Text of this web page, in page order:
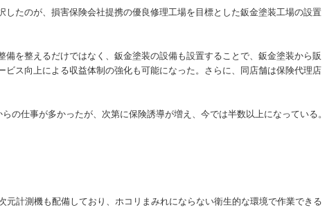
たのが、損害保険会社提携の優良修理工場を目標とした鈑金塗装工場の設置
を整えるだけではなく、鈑金塗装の設備も設置することで、鈑金塗装から販
ス向上による収益体制の強化も可能になった。さらに、同店舗は保険代理店
仕事が多かったが、次第に保険誘導が増え、今では半数以上になっている。
計測機も配備しており、ホコリまみれにならない衛生的な環境で作業できる